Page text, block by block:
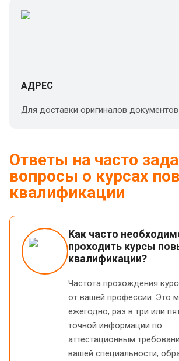
АДРЕС
Для доставки оригиналов документов
Ответы на часто
вопросы о курсах
квалификации
Как часто
проходить курсы
квалификации?
Частота прохождения
от вашей профессии. Это
ежегодно, раз в три или
точной информации по
аттестационным
вашей специальности,